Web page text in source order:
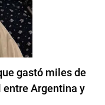
gastó miles de
entre Argentina y